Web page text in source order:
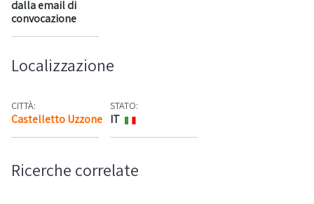
dalla email di
convocazione
Localizzazione
CITTÀ:
Castelletto Uzzone Mappa
STATO:
IT
Ricerche correlate